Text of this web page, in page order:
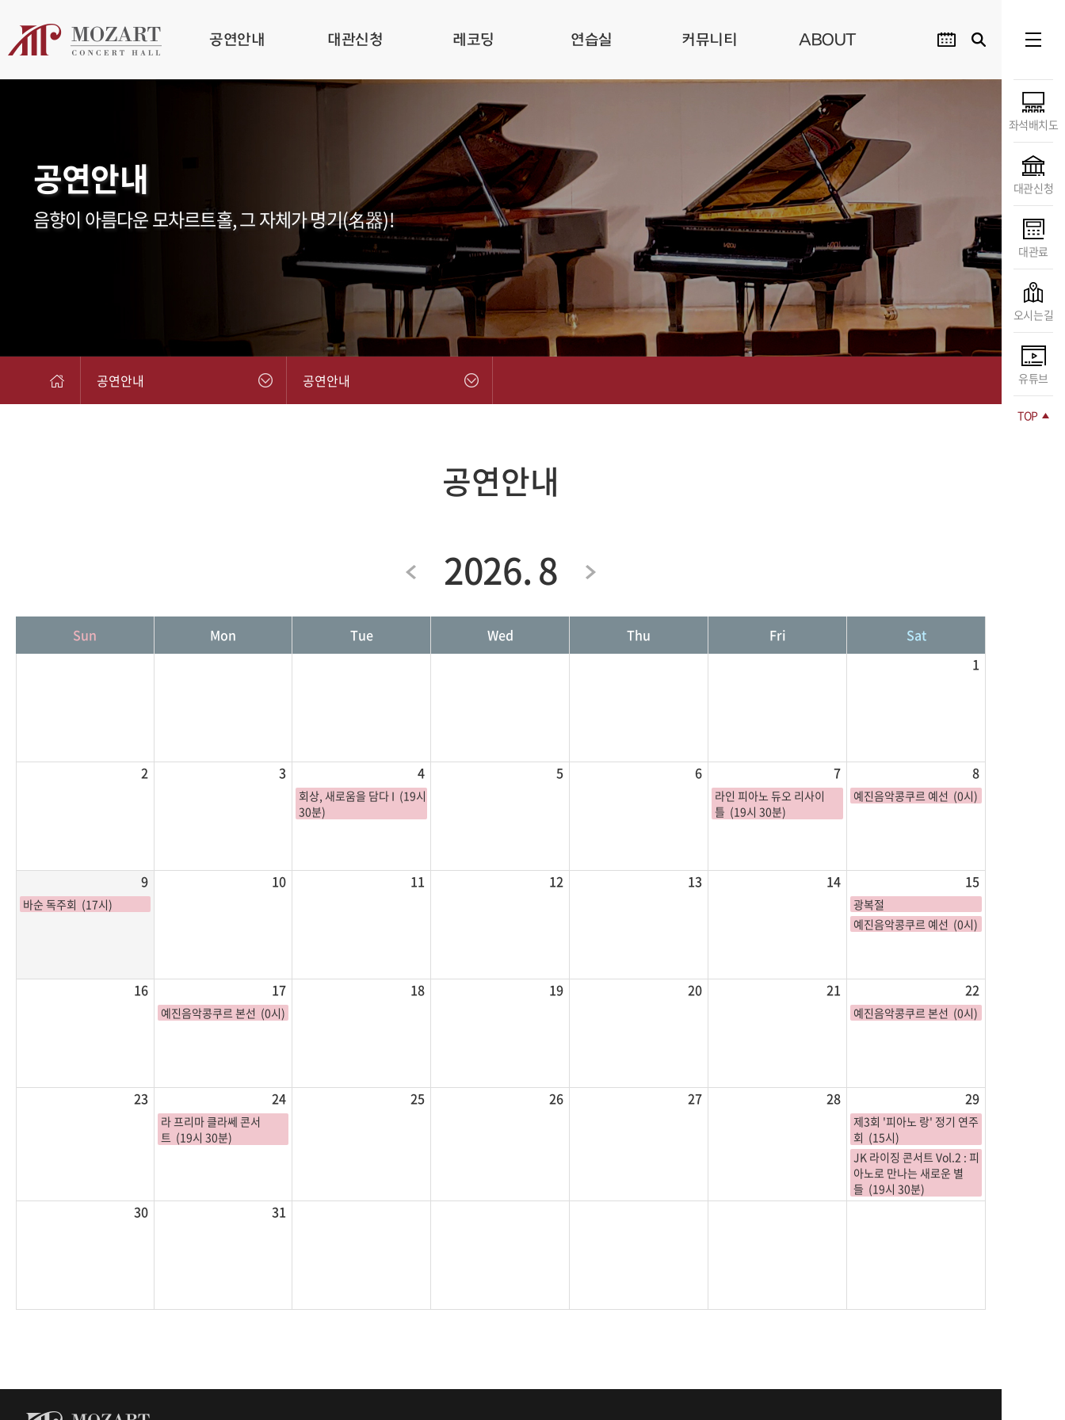
공연안내 대관신청 레코딩 연습실 커뮤니티 ABOUT
좌석배치도
대관신청
대관료
오시는길
유튜브
TOP
공연안내
음향이 아름다운 모차르트홀, 그 자체가 명기(名器)!
공연안내 공연안내
공연안내
2026. 8
Sun Mon Tue Wed Thu Fri
Sat
1
2 3 4
회상, 새로움을 담다 I (19시
30분)
5 6 7
라인 피아노 듀오 리사이
틀 (19시 30분)
8
예진음악콩쿠르 예선 (0시)
9
바순 독주회 (17시)
10 11 12 13 14 15
광복절
예진음악콩쿠르 예선 (0시)
16 17
예진음악콩쿠르 본선 (0시)
18 19 20 21 22
예진음악콩쿠르 본선 (0시)
23 24
라 프리마 클라쎄 콘서
트 (19시 30분)
25 26 27 28 29
제3회 '피아노 랑' 정기 연주
회 (15시)
JK 라이징 콘서트 Vol.2 : 피
아노로 만나는 새로운 별
들 (19시 30분)
30 31